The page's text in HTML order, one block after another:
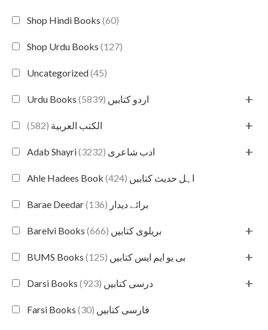
Shop Hindi Books (60)
Shop Urdu Books (127)
Uncategorized(45)
Urdu Books اردو کتابیں (5839) +
الكتب العربية (582) +
Adab Shayri ادب شاعری (3232) +
Ahle Hadees Book اہل حدیث کتابیں (424)
Barae Deedar برائے دیدار (136)
Barelvi Books بریلوی کتابیں (666) +
BUMS Books بی یو ایم ایس کتابیں (125) +
Darsi Books درسی کتابیں (923) +
Farsi Books فارسی کتابیں (30)